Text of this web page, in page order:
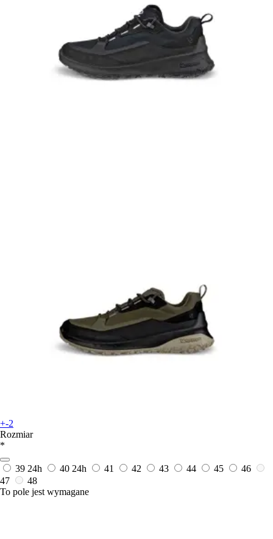
+-2
Rozmiar
*
39 24h 40 24h 41 42 43 44 45
46
47
48
To pole jest wymagane